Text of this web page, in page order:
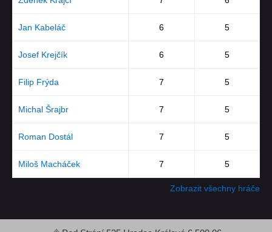
Jan Kabeláč 6 5
Josef Krejčík 6 5
Filip Frýda 7 5
Michal Šrajbr 7 5
Roman Dostál 7 5
Miloš Macháček 7 5
Zobrazit všechny hráče